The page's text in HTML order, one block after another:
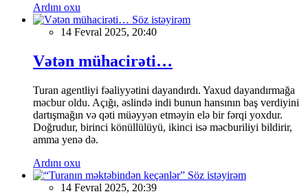
Ardını oxu
Söz istəyirəm
14 Fevral 2025, 20:40
Vətən mühacirəti…
Turan agentliyi fəaliyyətini dayandırdı. Yaxud dayandırmağa
məcbur oldu. Açığı, əslində indi bunun hansının baş verdiyini
dartışmağın və qəti müəyyən etməyin elə bir fərqi yoxdur.
Doğrudur, birinci könüllülüyü, ikinci isə məcburiliyi bildirir,
amma yenə də.
Ardını oxu
Söz istəyirəm
14 Fevral 2025, 20:39